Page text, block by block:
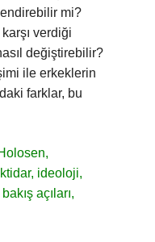
mi?
verdiği
değiştirebilir?
ile erkeklerin
farklar, bu
ideoloji,
açıları,